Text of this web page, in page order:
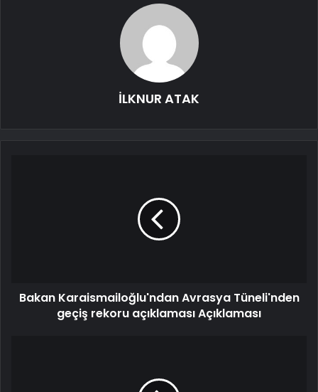
İLKNUR ATAK
Bakan Karaismailoğlu'ndan Avrasya Tüneli'nden
geçiş rekoru açıklaması Açıklaması